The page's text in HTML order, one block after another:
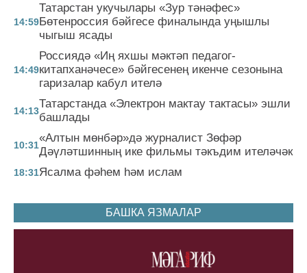
14:59
Татарстан укучылары «Зур тәнәфес»
Бөтенроссия бәйгесе финалында уңышлы
чыгыш ясады
14:49
Россиядә «Иң яхшы мәктәп педагог-
китапханәчесе» бәйгесенең икенче сезонына
гаризалар кабул ителә
14:13
Татарстанда «Электрон мактау тактасы» эшли
башлады
10:31
«Алтын мөнбәр»дә журналист Зөфәр
Дәүләтшинның ике фильмы тәкъдим ителәчәк
18:31Ясалма фәһем һәм ислам
БАШКА ЯЗМАЛАР